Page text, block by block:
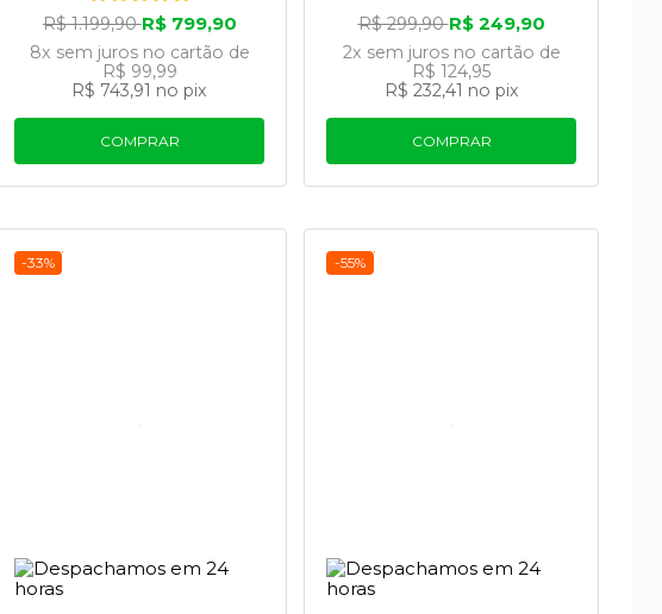
R$ 1.199,90R$ 799,90
8x sem juros no cartão de
R$ 99,99
R$ 743,91 no pix
COMPRAR
R$ 299,90R$ 249,90
2x sem juros no cartão de
R$ 124,95
R$ 232,41 no pix
COMPRAR
-33% -55%